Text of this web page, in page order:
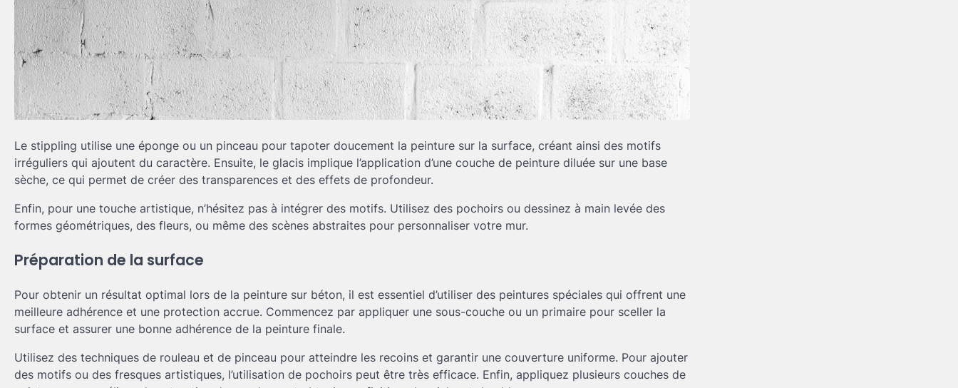
Le stippling utilise une éponge ou un pinceau pour tapoter doucement la peinture sur la surface, créant ainsi des motifs
irréguliers qui ajoutent du caractère. Ensuite, le glacis implique l’application d’une couche de peinture diluée sur une base
sèche, ce qui permet de créer des transparences et des effets de profondeur.
Enfin, pour une touche artistique, n’hésitez pas à intégrer des motifs. Utilisez des pochoirs ou dessinez à main levée des
formes géométriques, des fleurs, ou même des scènes abstraites pour personnaliser votre mur.
Préparation de la surface
Pour obtenir un résultat optimal lors de la peinture sur béton, il est essentiel d’utiliser des peintures spéciales qui offrent une
meilleure adhérence et une protection accrue. Commencez par appliquer une sous-couche ou un primaire pour sceller la
surface et assurer une bonne adhérence de la peinture finale.
Utilisez des techniques de rouleau et de pinceau pour atteindre les recoins et garantir une couverture uniforme. Pour ajouter
des motifs ou des fresques artistiques, l’utilisation de pochoirs peut être très efficace. Enfin, appliquez plusieurs couches de